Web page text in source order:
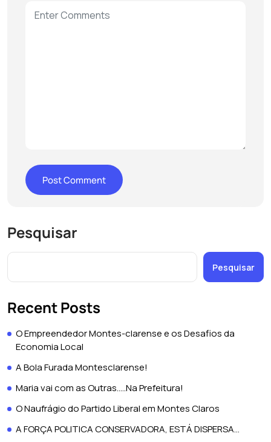
Pesquisar
Pesquisar
Recent Posts
O Empreendedor Montes-clarense e os Desafios da
Economia Local
A Bola Furada Montesclarense!
Maria vai com as Outras…..Na Prefeitura!
O Naufrágio do Partido Liberal em Montes Claros
A FORÇA POLITICA CONSERVADORA, ESTÁ DISPERSA…